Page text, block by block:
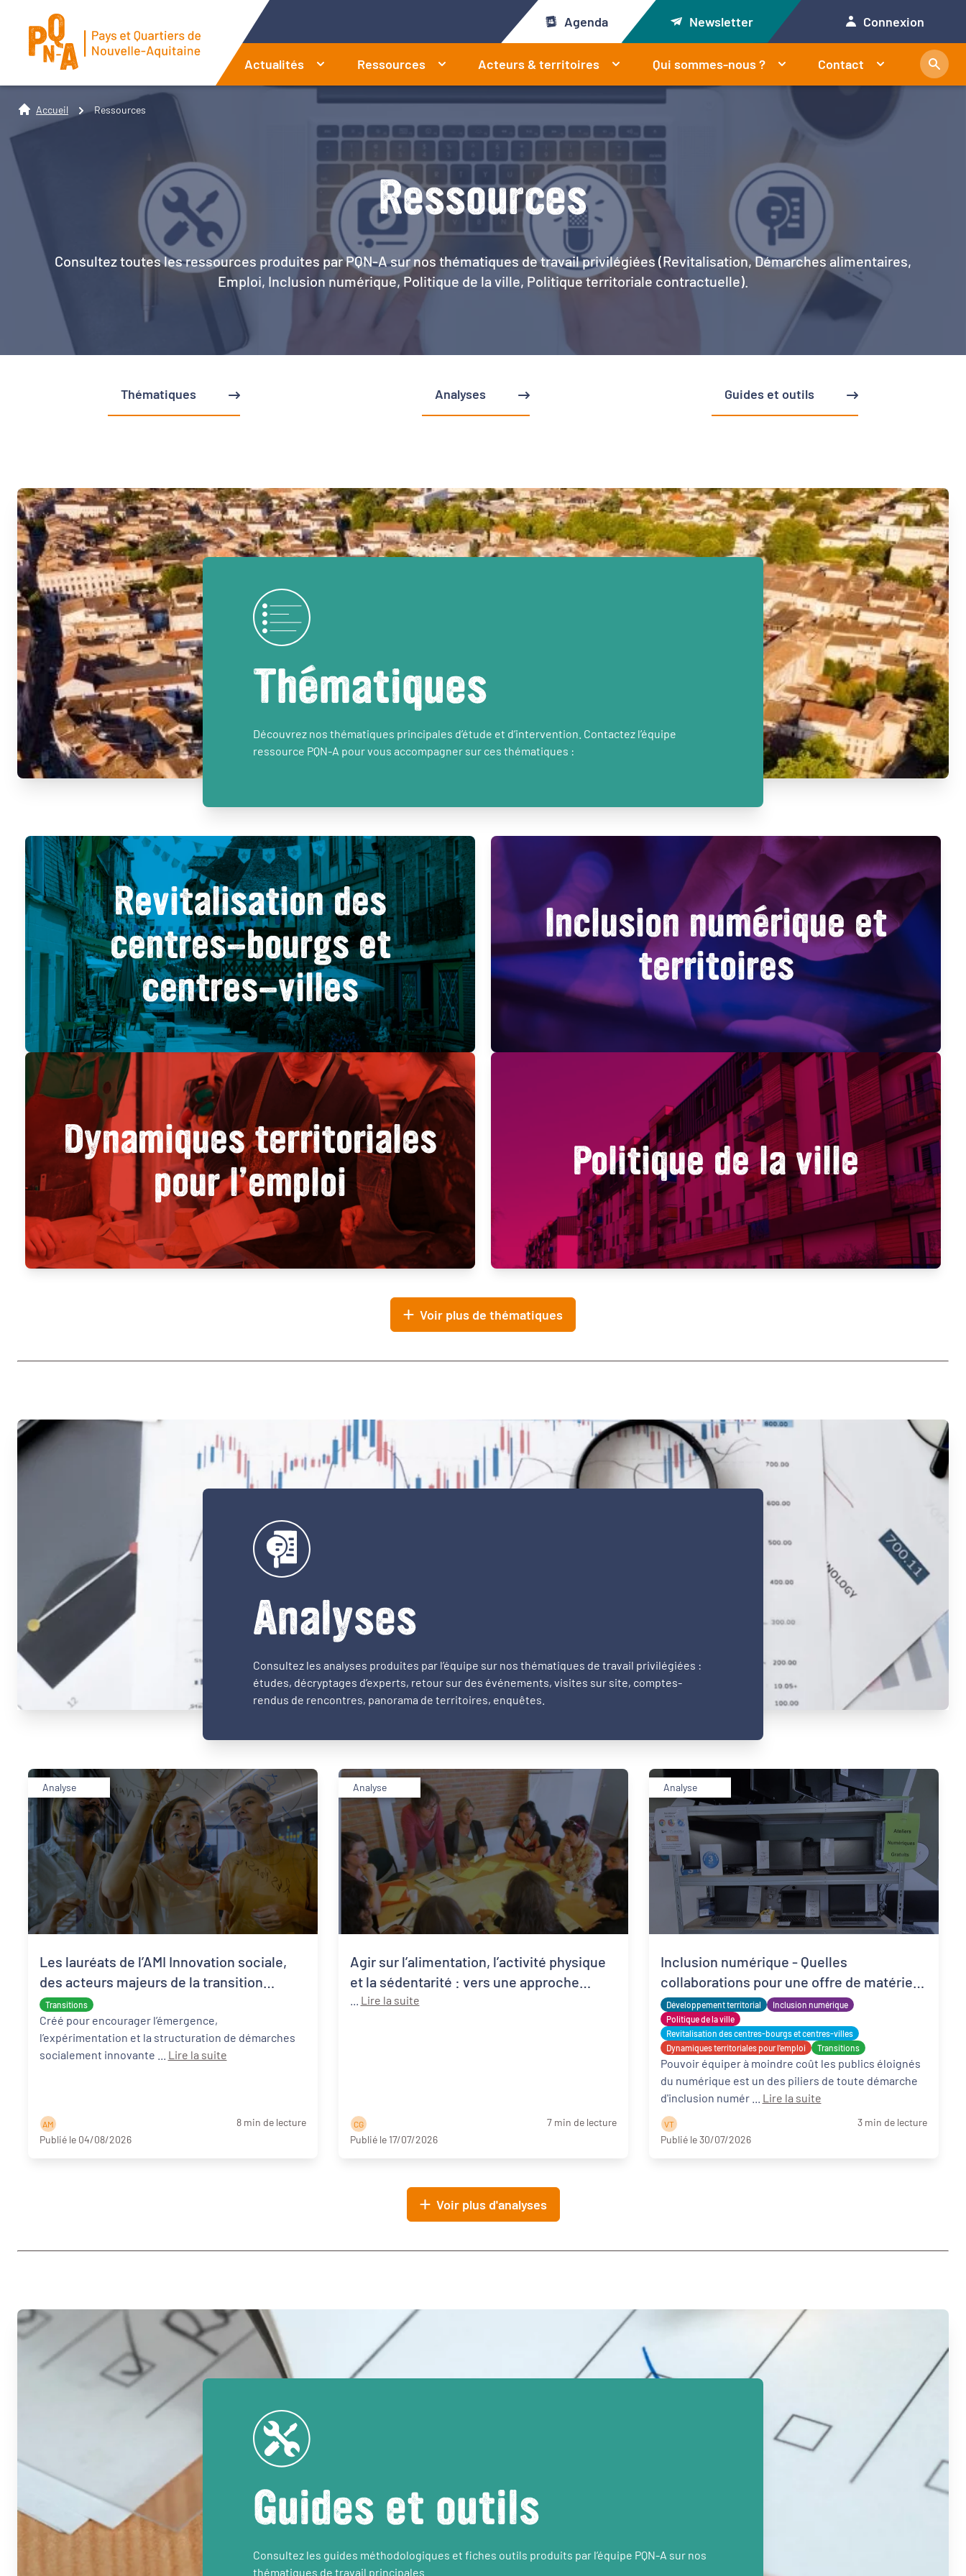
Agenda Newsletter Connexion
Actualités Ressources Acteurs & territoires Qui sommes-nous ? Contact
Accueil Ressources
Ressources
Consultez toutes les ressources produites par PQN-A sur nos thématiques de travail privilégiées (Revitalisation, Démarches alimentaires,
Emploi, Inclusion numérique, Politique de la ville, Politique territoriale contractuelle).
Thématiques Analyses Guides et outils
Thématiques
Découvrez nos thématiques principales d’étude et d’intervention. Contactez l’équipe
ressource PQN-A pour vous accompagner sur ces thématiques :
Revitalisation des
centres-bourgs et
centres-villes
Inclusion numérique et
territoires
Dynamiques territoriales
pour l’emploi
Politique de la ville
Voir plus de thématiques
Analyses
Consultez les analyses produites par l’équipe sur nos thématiques de travail privilégiées :
études, décryptages d’experts, retour sur des événements, visites sur site, comptes-
rendus de rencontres, panorama de territoires, enquêtes.
Analyse
Transitions
Les lauréats de l’AMI Innovation sociale,
des acteurs majeurs de la transition
écologique et sociale
Créé pour encourager l’émergence,
l’expérimentation et la structuration de démarches
Lire la suite
A M
8 min de lecture
Publié le 04/08/2026
Analyse
Agir sur l’alimentation, l’activité physique
et la sédentarité : vers une approche
systémique de la santé publique
Lire la suite
C G
7 min de lecture
Publié le 17/07/2026
Analyse
Développement territorial
Inclusion numérique
Politique de la ville
Revitalisation des centres-bourgs et centres-villes
Dynamiques territoriales pour l’emploi
Transitions
Inclusion numérique - Quelles
collaborations pour une offre de matériels
reconditionnés locale, solidaire et adaptée
?
Pouvoir équiper à moindre coût les publics éloignés
du numérique est un des piliers de toute démarche
Lire la suite
V T
3 min de lecture
Publié le 30/07/2026
Voir plus d'analyses
Guides et outils
Consultez les guides méthodologiques et fiches outils produits par l’équipe PQN-A sur nos
thématiques de travail principales.